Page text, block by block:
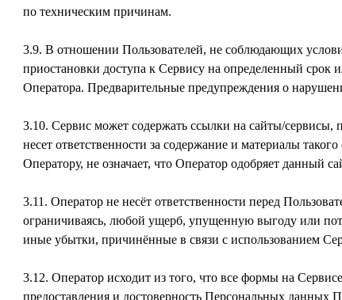
3.9. В отношении Пользователей, не соблюдающих
приостановки доступа к Сервису на определенный срок
3.10. Сервис может содержать ссылки на сайты/
несет ответственности за содержание и материалы
3.11. Оператор не несёт ответственности перед
ограничиваясь, любой ущерб, упущенную выгоду или
3.12. Оператор исходит из того, что все формы на